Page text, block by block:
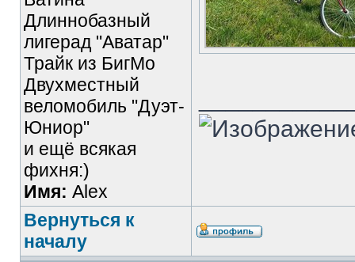
Длиннобазный
лигерад "Аватар"
Трайк из БигМо
Двухместный
веломобиль "Дуэт-
Юниор"
и ещё всякая
фихня:)
Имя: Alex
Вернуться к
началу